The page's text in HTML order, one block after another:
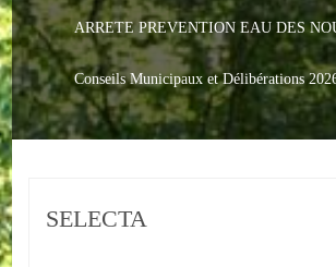
Le PACS
Voter
Bientôt 16 ans
Urbanisme
ARRETE PREVENTION EAU DES
Conseils Municipaux et Délibérations
SELECTA